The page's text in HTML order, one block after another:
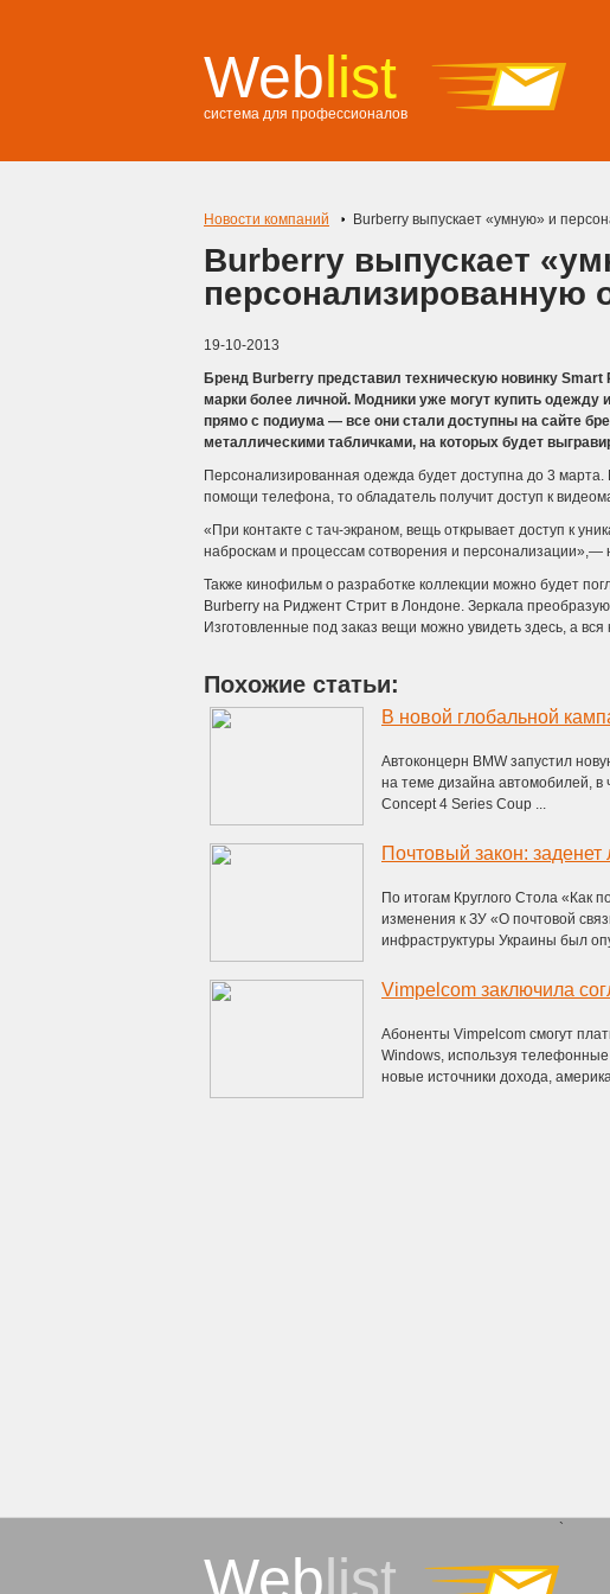
Weblist
система для профессионалов
Новости компаний Burberry выпускает «умную» и
Burberry выпускает
персонализированную
19-10-2013
Бренд Burberry представил техническую новинку
марки более личной. Модники уже могут купить
прямо с подиума — все они стали доступны на сайте
металлическими табличками, на которых будет
Персонализированная одежда будет доступна до 3 марта.
помощи телефона, то обладатель получит доступ к
«При контакте с тач-экраном, вещь открывает доступ к
наброскам и процессам сотворения и персонализации»,—
Также кинофильм о разработке коллекции можно будет
Burberry на Риджент Стрит в Лондоне. Зеркала
Изготовленные под заказ вещи можно увидеть здесь, а
Похожие статьи:
Автоконцерн BMW запустил
на теме дизайна автомобилей,
Concept 4 Series Coup ...
По итогам Круглого Стола «Как
изменения к ЗУ «О почтовой
инфраструктуры Украины был
Vimpelcom заключила
Абоненты Vimpelcom смогут
Windows, используя
новые источники дохода,
Weblist
`